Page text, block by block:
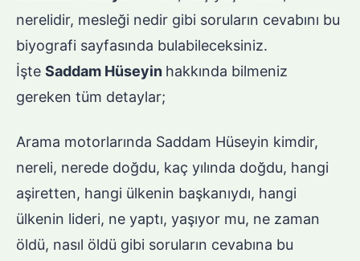
nerelidir, mesleği nedir gibi soruların cevabını bu
biyografi sayfasında bulabileceksiniz.
İşte Saddam Hüseyin hakkında bilmeniz
gereken tüm detaylar;
Arama motorlarında Saddam Hüseyin kimdir,
nereli, nerede doğdu, kaç yılında doğdu, hangi
aşiretten, hangi ülkenin başkanıydı, hangi
ülkenin lideri, ne yaptı, yaşıyor mu, ne zaman
öldü, nasıl öldü gibi soruların cevabına bu